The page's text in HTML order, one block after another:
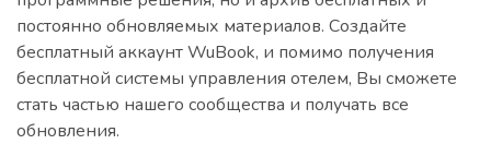
постоянно обновляемых материалов. Создайте
бесплатный аккаунт WuBook, и помимо получения
бесплатной системы управления отелем, Вы сможете
стать частью нашего сообщества и получать все
обновления.